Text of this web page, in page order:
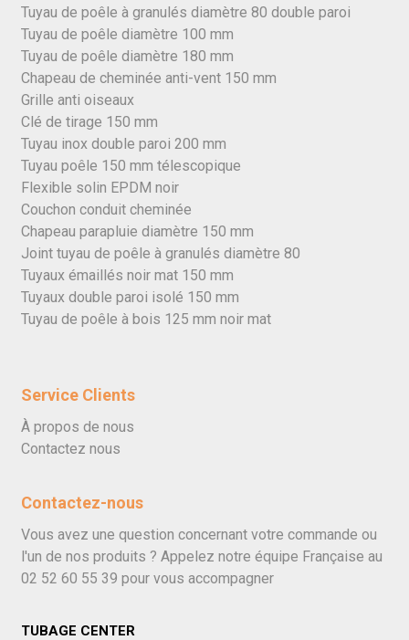
Tuyau de poêle à granulés diamètre 80 double paroi
Tuyau de poêle diamètre 100 mm
Tuyau de poêle diamètre 180 mm
Chapeau de cheminée anti-vent 150 mm
Grille anti oiseaux
Clé de tirage 150 mm
Tuyau inox double paroi 200 mm
Tuyau poêle 150 mm télescopique
Flexible solin EPDM noir
Couchon conduit cheminée
Chapeau parapluie diamètre 150 mm
Joint tuyau de poêle à granulés diamètre 80
Tuyaux émaillés noir mat 150 mm
Tuyaux double paroi isolé 150 mm
Tuyau de poêle à bois 125 mm noir mat
Service Clients
À propos de nous
Contactez nous
Contactez-nous
Vous avez une question concernant votre commande ou
l'un de nos produits ? Appelez notre équipe Française au
02 52 60 55 39 pour vous accompagner
TUBAGE CENTER